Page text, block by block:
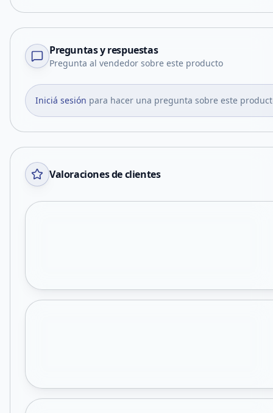
Preguntas y respuestas
Pregunta al vendedor sobre este producto
Iniciá sesión para hacer una pregunta sobre este
Valoraciones de clientes